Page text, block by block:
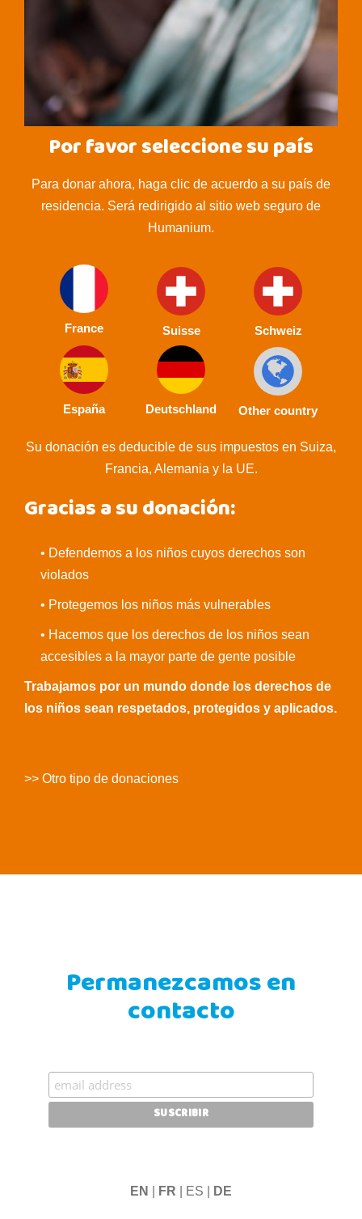
Por favor seleccione su país
Para donar ahora, haga clic de acuerdo a su país de
residencia. Será redirigido al sitio web seguro de
Humanium.
France Suisse Schweiz
España Deutschland Other country
Su donación es deducible de sus impuestos en Suiza,
Francia, Alemania y la UE.
Gracias a su donación:
• Defendemos a los niños cuyos derechos son
violados
• Protegemos los niños más vulnerables
• Hacemos que los derechos de los niños sean
accesibles a la mayor parte de gente posible
Trabajamos por un mundo donde los derechos de
los niños sean respetados, protegidos y aplicados.
>> Otro tipo de donaciones
Permanezcamos en
contacto
EN FR | ES | DE